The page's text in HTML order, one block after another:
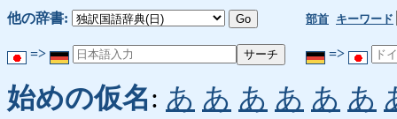
他の辞書: 部首 キーワード
=> =>
始めの仮名: あ あ あ あ あ あ